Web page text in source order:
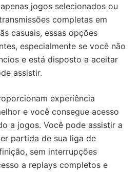
jogos selecionados ou
completas em
casuais, essas opções
especialmente se você não
e está disposto a aceitar
assistir.
experiência
e você consegue acesso
a jogos. Você pode assistir a
partida de sua liga de
sem interrupções
a replays completos e